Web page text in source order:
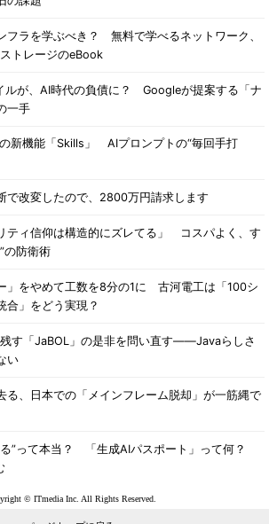
フラを学ぶべき？ 無料で学べるネットワーク、
トレージのeBook
ルが、AI時代の負債に？ Googleが提案する「ナ
一手
新機能「Skills」 AIプロンプトの“毎回手打
で改変したので、2800万円請求します
ティ信仰は構造的にズレてる」 コスパよく、す
の防衛術
」をやめて工数を8分の1に 古河電工は「100シ
合」をどう実現？
す「JaBOL」の是非を問い直す――Javaらしさ
い
る、日本での「メインフレーム脱却」が一筋縄で
る”って本当？ 「生成AIパスポート」って何？
© ITmedia Inc. All Rights Reserved.